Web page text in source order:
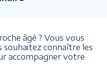
âgé ? Vous vous
souhaitez connaître les
accompagner votre